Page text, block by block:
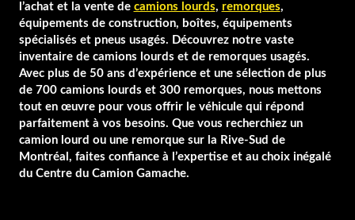
l’achat et la vente de camions lourds, remorques,
équipements de construction, boîtes, équipements
spécialisés et pneus usagés. Découvrez notre vaste
inventaire de camions lourds et de remorques usagés.
Avec plus de 50 ans d’expérience et une sélection de plus
de 700 camions lourds et 300 remorques, nous mettons
tout en œuvre pour vous offrir le véhicule qui répond
parfaitement à vos besoins. Que vous recherchiez un
camion lourd ou une remorque sur la Rive-Sud de
Montréal, faites confiance à l’expertise et au choix inégalé
du Centre du Camion Gamache.